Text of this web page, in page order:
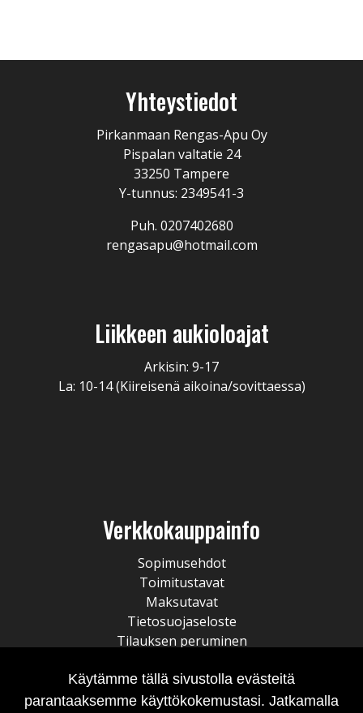
Yhteystiedot
Pirkanmaan Rengas-Apu Oy
Pispalan valtatie 24
33250 Tampere
Y-tunnus: 2349541-3
Puh. 0207402680
rengasapu@hotmail.com
Liikkeen aukioloajat
Arkisin: 9-17
La: 10-14 (Kiireisenä aikoina/sovittaessa)
Verkkokauppainfo
Sopimusehdot
Toimitustavat
Maksutavat
Tietosuojaseloste
Tilauksen peruminen
Käytämme tällä sivustolla evästeitä
parantaaksemme käyttökokemustasi. Jatkamalla